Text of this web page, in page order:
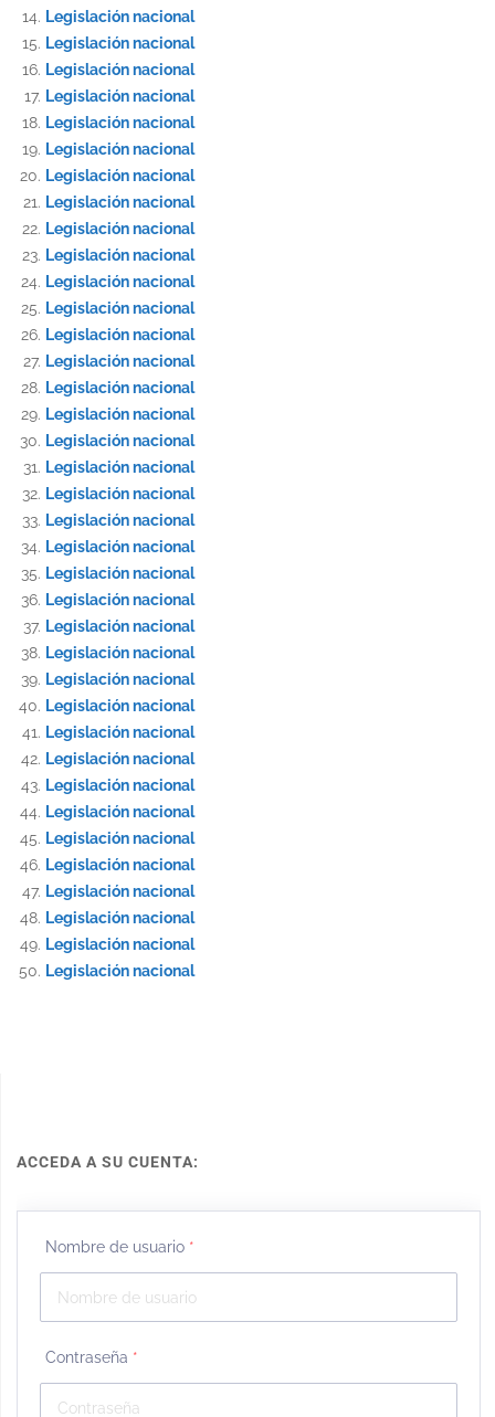
Legislación nacional
Legislación nacional
Legislación nacional
Legislación nacional
Legislación nacional
Legislación nacional
Legislación nacional
Legislación nacional
Legislación nacional
Legislación nacional
Legislación nacional
Legislación nacional
Legislación nacional
Legislación nacional
Legislación nacional
Legislación nacional
Legislación nacional
Legislación nacional
Legislación nacional
Legislación nacional
Legislación nacional
Legislación nacional
Legislación nacional
Legislación nacional
Legislación nacional
Legislación nacional
Legislación nacional
Legislación nacional
Legislación nacional
Legislación nacional
Legislación nacional
Legislación nacional
Legislación nacional
Legislación nacional
Legislación nacional
Legislación nacional
Legislación nacional
ACCEDA A SU CUENTA:
Nombre de usuario *
Contraseña *